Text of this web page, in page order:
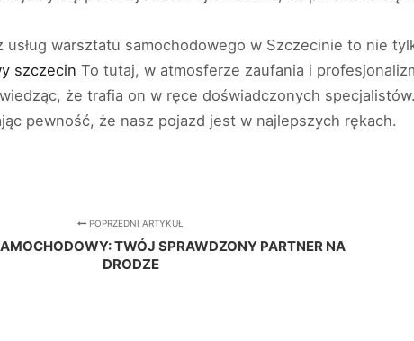
usług warsztatu samochodowego w Szczecinie to nie
szczecin To tutaj, w atmosferze zaufania i
że trafia on w ręce doświadczonych
pewność, że nasz pojazd jest w najlepszych rękach.
POPRZEDNI ARTYKUŁ
TWÓJ SPRAWDZONY PARTNER NA
DRODZE